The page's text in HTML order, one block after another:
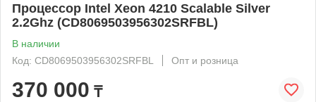
Процессор Intel Xeon 4210 Scalable Silver
2.2Ghz (CD8069503956302SRFBL)
В наличии
Код: CD8069503956302SRFBL
Опт и розница
370 000 ₸